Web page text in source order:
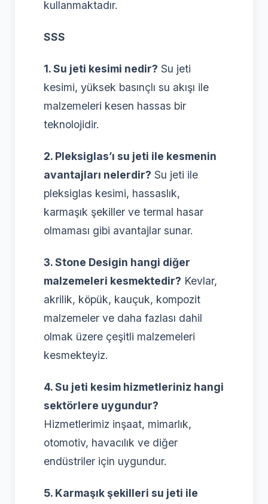
kullanmaktadır.
SSS
1. Su jeti kesimi nedir? Su jeti
kesimi, yüksek basınçlı su akışı ile
malzemeleri kesen hassas bir
teknolojidir.
2. Pleksiglas’ı su jeti ile kesmenin
avantajları nelerdir? Su jeti ile
pleksiglas kesimi, hassaslık,
karmaşık şekiller ve termal hasar
olmaması gibi avantajlar sunar.
3. Stone Desigin hangi diğer
malzemeleri kesmektedir? Kevlar,
akrilik, köpük, kauçuk, kompozit
malzemeler ve daha fazlası dahil
olmak üzere çeşitli malzemeleri
kesmekteyiz.
4. Su jeti kesim hizmetleriniz hangi
sektörlere uygundur?
Hizmetlerimiz inşaat, mimarlık,
otomotiv, havacılık ve diğer
endüstriler için uygundur.
5. Karmaşık şekilleri su jeti ile